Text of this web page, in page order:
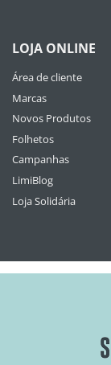
LOJA ONLINE
Área de cliente
Marcas
Novos Produtos
Folhetos
Campanhas
LimiBlog
Loja Solidária